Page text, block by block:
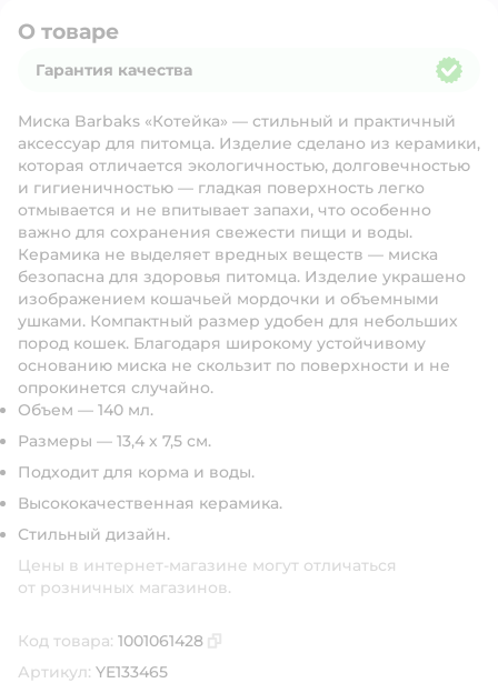
О товаре
Гарантия качества
Миска Barbaks «Котейка» — стильный и практичный
аксессуар для питомца. Изделие сделано из керамики,
которая отличается экологичностью, долговечностью
и гигиеничностью — гладкая поверхность легко
отмывается и не впитывает запахи, что особенно
важно для сохранения свежести пищи и воды.
Керамика не выделяет вредных веществ — миска
безопасна для здоровья питомца. Изделие украшено
изображением кошачьей мордочки и объемными
ушками. Компактный размер удобен для небольших
пород кошек. Благодаря широкому устойчивому
основанию миска не скользит по поверхности и не
опрокинется случайно.
Объем — 140 мл.
Размеры — 13,4 х 7,5 см.
Подходит для корма и воды.
Высококачественная керамика.
Стильный дизайн.
Цены в интернет-магазине могут отличаться
от розничных магазинов.
Код товара: 1001061428
Артикул: YE133465